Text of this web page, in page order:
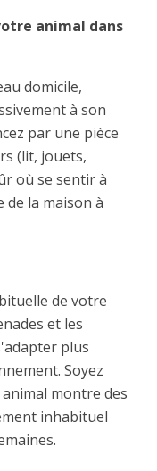
animal dans
domicile,
à son
par une pièce
(lit, jouets,
où se sentir à
de la maison à
de votre
et les
plus
Soyez
montre des
inhabituel